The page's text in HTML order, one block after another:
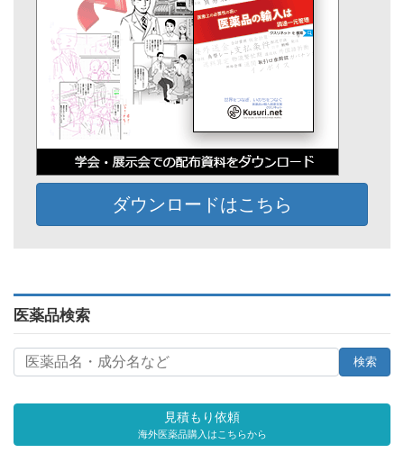
ダウンロードはこちら
医薬品検索
見積もり依頼
海外医薬品購入はこちらから